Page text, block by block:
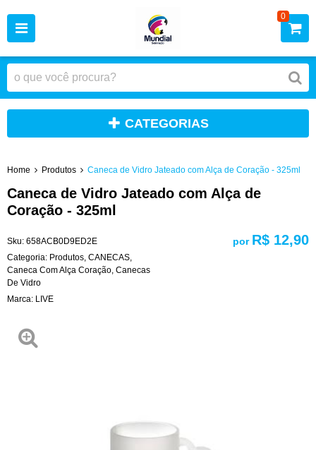
0
CATEGORIAS
Home Produtos Caneca de Vidro Jateado com Alça de Coração - 325ml
Caneca de Vidro Jateado com Alça de
Coração - 325ml
Sku: 658ACB0D9ED2E
Categoria: Produtos CANECAS
Caneca Com Alça Coração Canecas
De Vidro
Marca: LIVE
por R$ 12,90